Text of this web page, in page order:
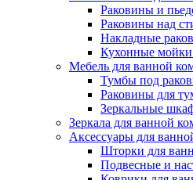
Раковины и
Раковины над
Накладные
Кухонные мойки
Мебель для ванной
Тумбы под
Раковины для
Зеркальные
Зеркала для ванной
Аксессуары для
Шторки для
Подвесные и